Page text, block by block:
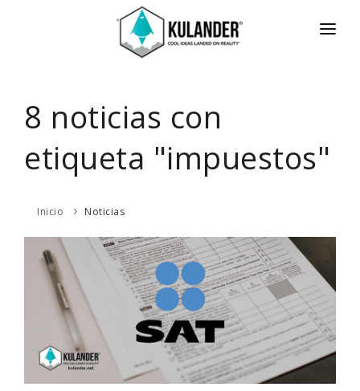
REVIEWS
ACERCA
CONTACTO
ENGLISH
8 noticias con
etiqueta "impuestos"
Inicio Noticias